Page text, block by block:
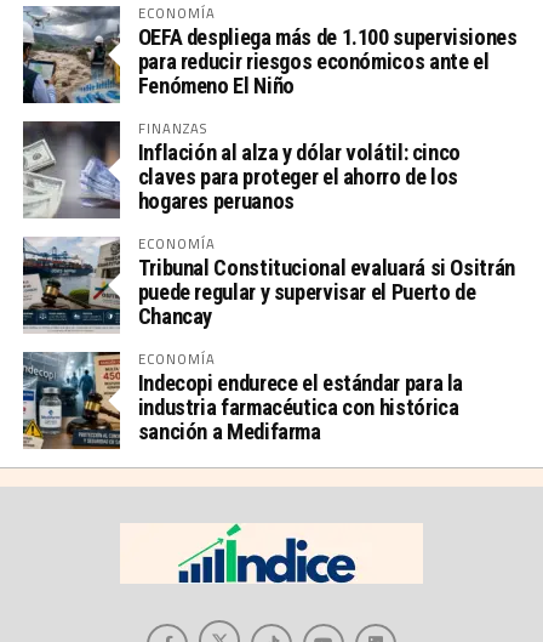
ECONOMÍA
OEFA despliega más de 1.100 supervisiones
para reducir riesgos económicos ante el
Fenómeno El Niño
FINANZAS
Inflación al alza y dólar volátil: cinco
claves para proteger el ahorro de los
hogares peruanos
ECONOMÍA
Tribunal Constitucional evaluará si Ositrán
puede regular y supervisar el Puerto de
Chancay
ECONOMÍA
Indecopi endurece el estándar para la
industria farmacéutica con histórica
sanción a Medifarma